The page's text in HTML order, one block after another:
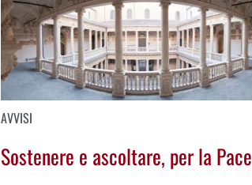
AVVISI
Sostenere e ascoltare, per la Pace